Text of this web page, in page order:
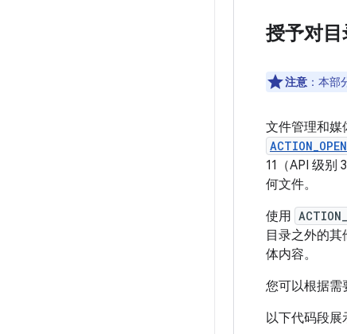
授予对
注意 ：本
文件管理和媒
11（API 级别
何文件。
使用
目录之外的
体内容。
您可以根据需
以下代码段展